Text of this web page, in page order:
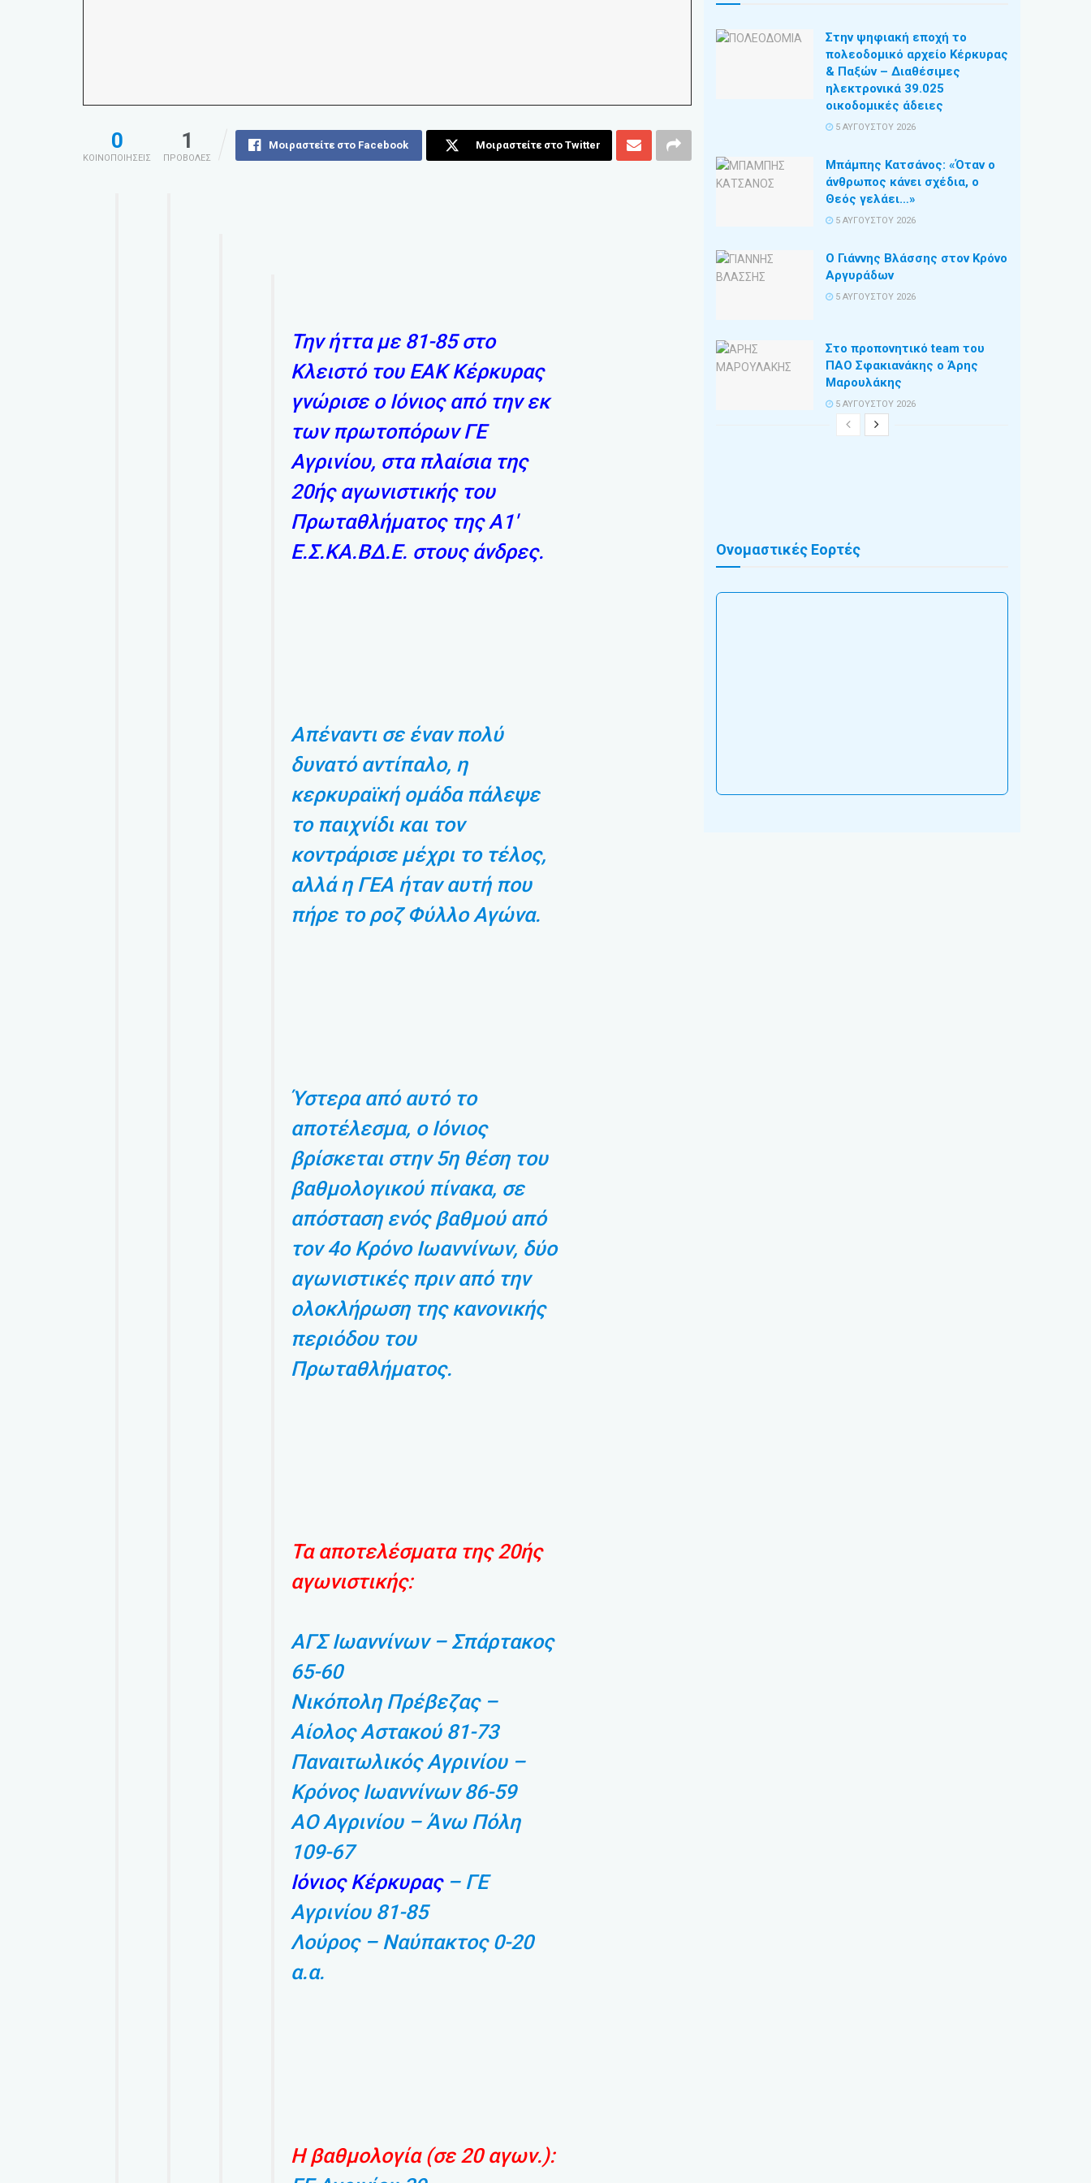
0
ΚΟΙΝΟΠΟΙΗΣΕΙΣ
1
ΠΡΟΒΟΛΕΣ
Μοιραστείτε στο Facebook Μοιραστείτε στο Twitter
Την ήττα με 81-85 στο
Κλειστό του ΕΑΚ Κέρκυρας
γνώρισε ο Ιόνιος από την εκ
των πρωτοπόρων ΓΕ
Αγρινίου, στα πλαίσια της
20ής αγωνιστικής του
Πρωταθλήματος της Α1′
Ε.Σ.ΚΑ.ΒΔ.Ε. στους άνδρες.
Απέναντι σε έναν πολύ
δυνατό αντίπαλο, η
κερκυραϊκή ομάδα πάλεψε
το παιχνίδι και τον
κοντράρισε μέχρι το τέλος,
αλλά η ΓΕΑ ήταν αυτή που
πήρε το ροζ Φύλλο Αγώνα.
Ύστερα από αυτό το
αποτέλεσμα, ο Ιόνιος
βρίσκεται στην 5η θέση του
βαθμολογικού πίνακα, σε
απόσταση ενός βαθμού από
τον 4ο Κρόνο Ιωαννίνων, δύο
αγωνιστικές πριν από την
ολοκλήρωση της κανονικής
περιόδου του
Πρωταθλήματος.
Τα αποτελέσματα της 20ής
αγωνιστικής:
ΑΓΣ Ιωαννίνων – Σπάρτακος
65-60
Νικόπολη Πρέβεζας –
Αίολος Αστακού 81-73
Παναιτωλικός Αγρινίου –
Κρόνος Ιωαννίνων 86-59
ΑΟ Αγρινίου – Άνω Πόλη
109-67
Ιόνιος Κέρκυρας– ΓΕ
Αγρινίου 81-85
Λούρος – Ναύπακτος 0-20
α.α.
Η βαθμολογία (σε 20 αγων.):
Στην ψηφιακή εποχή το
πολεοδομικό αρχείο Κέρκυρας
& Παξών – Διαθέσιμες
ηλεκτρονικά 39.025
οικοδομικές άδειες
5 ΑΥΓΟΎΣΤΟΥ 2026
Μπάμπης Κατσάνος: «Όταν ο
άνθρωπος κάνει σχέδια, ο
Θεός γελάει…»
5 ΑΥΓΟΎΣΤΟΥ 2026
Ο Γιάννης Βλάσσης στον Κρόνο
Αργυράδων
5 ΑΥΓΟΎΣΤΟΥ 2026
Στο προπονητικό team του
ΠΑΟ Σφακιανάκης ο Άρης
Μαρουλάκης
5 ΑΥΓΟΎΣΤΟΥ 2026
Ονομαστικές Εορτές